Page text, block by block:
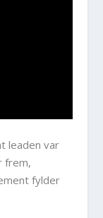
leaden var
frem,
fylder